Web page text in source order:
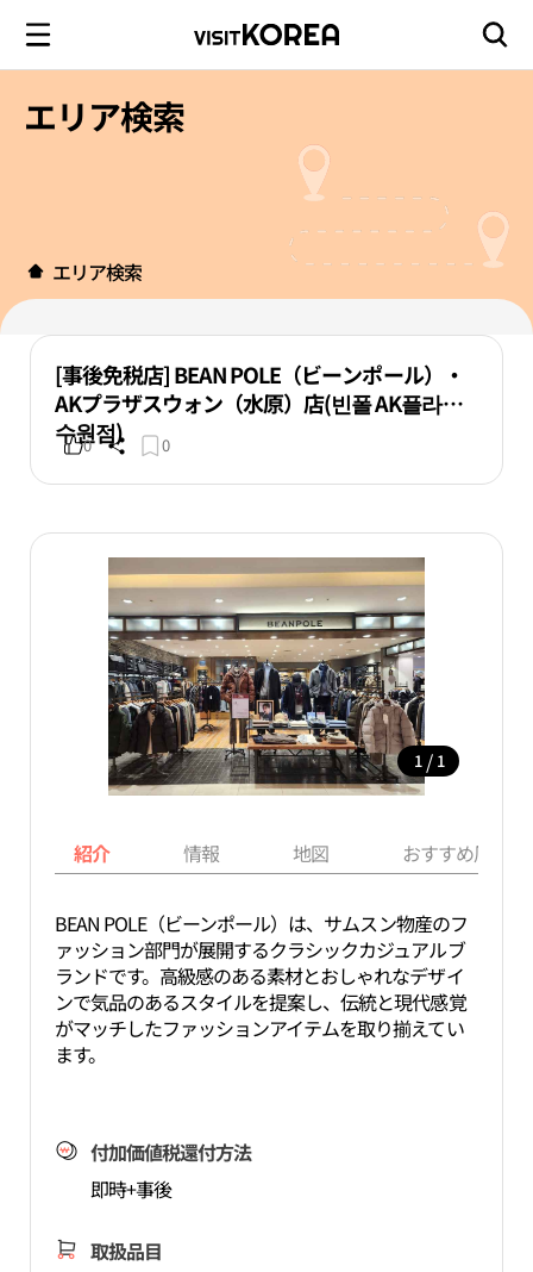
エリア検索
エリア検索
[事後免税店] BEAN POLE（ビーンポール）・
AKプラザスウォン（水原）店(빈폴 AK플라자
수원점)
0 0
1 / 1
紹介 情報 地図 おすすめ周辺
BEAN POLE（ビーンポール）は、サムスン物産のフ
ァッション部門が展開するクラシックカジュアルブ
ランドです。高級感のある素材とおしゃれなデザイ
ンで気品のあるスタイルを提案し、伝統と現代感覚
がマッチしたファッションアイテムを取り揃えてい
ます。
付加価値税還付方法
即時+事後
取扱品目